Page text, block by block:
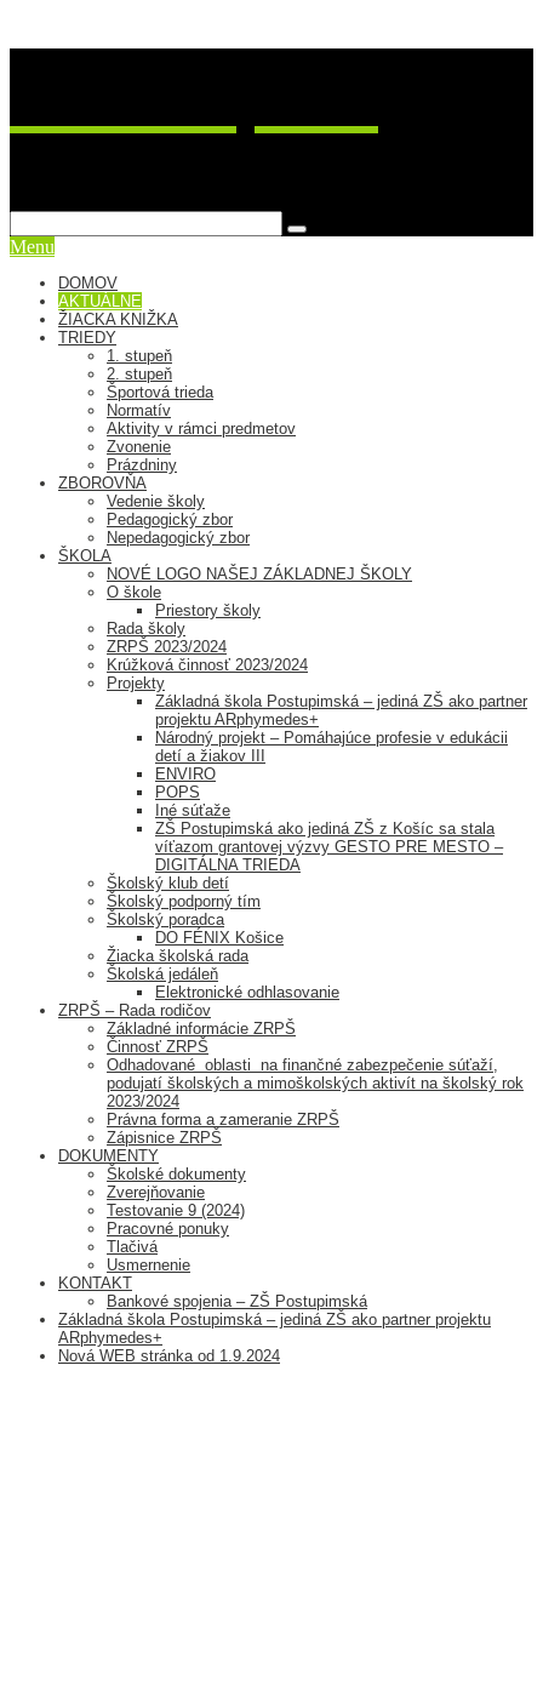
Menu
DOMOV
AKTUÁLNE
ŽIACKA KNIŽKA
TRIEDY
1. stupeň
2. stupeň
Športová trieda
Normatív
Aktivity v rámci predmetov
Zvonenie
Prázdniny
ZBOROVŇA
Vedenie školy
Pedagogický zbor
Nepedagogický zbor
ŠKOLA
NOVÉ LOGO NAŠEJ ZÁKLADNEJ ŠKOLY
O škole
Priestory školy
Rada školy
ZRPŠ 2023/2024
Krúžková činnosť 2023/2024
Projekty
Základná škola Postupimská – jediná ZŠ ako partner
projektu ARphymedes+
Národný projekt – Pomáhajúce profesie v edukácii
detí a žiakov III
ENVIRO
POPS
Iné súťaže
ZŠ Postupimská ako jediná ZŠ z Košíc sa stala
víťazom grantovej výzvy GESTO PRE MESTO –
DIGITÁLNA TRIEDA
Školský klub detí
Školský podporný tím
Školský poradca
DO FÉNIX Košice
Žiacka školská rada
Školská jedáleň
Elektronické odhlasovanie
ZRPŠ – Rada rodičov
Základné informácie ZRPŠ
Činnosť ZRPŠ
Odhadované oblasti na finančné zabezpečenie súťaží,
podujatí školských a mimoškolských aktivít na školský rok
2023/2024
Právna forma a zameranie ZRPŠ
Zápisnice ZRPŠ
DOKUMENTY
Školské dokumenty
Zverejňovanie
Testovanie 9 (2024)
Pracovné ponuky
Tlačivá
Usmernenie
KONTAKT
Bankové spojenia – ZŠ Postupimská
Základná škola Postupimská – jediná ZŠ ako partner projektu
ARphymedes+
Nová WEB stránka od 1.9.2024